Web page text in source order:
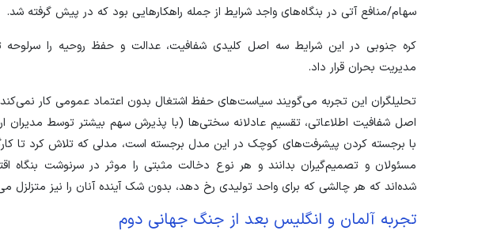
سهام/منافع آتی در بنگاه‌های واجد شرایط از جمله راهکار‌هایی بود که در پیش گرفته شد.
کره جنوبی در این شرایط سه اصل کلیدی شفافیت، عدالت و حفظ روحیه را
مدیریت بحران قرار داد.
تحلیلگران این تجربه می‌گویند سیاست‌های حفظ اشتغال بدون اعتماد عمومی کار
اصل شفافیت اطلاعاتی، تقسیم عادلانه سختی‌ها (با پذیرش سهم بیشتر توسط مدیران
با برجسته کردن پیشرفت‌های کوچک در این مدل برجسته است، مدلی که تلاش کرد تا
مسئولان و تصمیم‌گیران بدانند و هر نوع دخالت مثبتی را موثر در سرنوشت بنگاه
شده‌اند که هر چالشی که برای واحد تولیدی رخ دهد، بدون شک آینده آنان را نیز متزلزل
تجربه آلمان و انگلیس بعد از جنگ جهانی دوم